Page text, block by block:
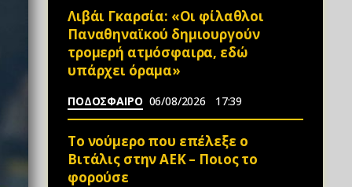
Λιβάι Γκαρσία: «Οι φίλαθλοι
Παναθηναϊκού δημιουργούν
τρομερή ατμόσφαιρα, εδώ
υπάρχει όραμα»
ΠΟΔΟΣΦΑΙΡΟ 06/08/2026 17:39
Το νούμερο που επέλεξε ο
Βιτάλις στην ΑΕΚ – Ποιος το
φορούσε